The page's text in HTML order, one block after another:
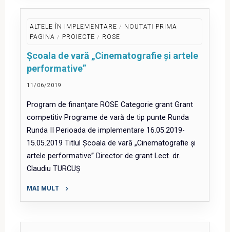
și Orientează-
te
către Studiile Europene!
ROSE)"
ALTELE ÎN IMPLEMENTARE / NOUTATI PRIMA
PAGINA / PROIECTE / ROSE
Școala de vară „Cinematografie și artele
performative”
11/06/2019
Program de finanţare ROSE Categorie grant Grant
competitiv Programe de vară de tip punte Runda
Runda II Perioada de implementare 16.05.2019-
15.05.2019 Titlul Școala de vară „Cinematografie și
artele performative” Director de grant Lect. dr.
Claudiu TURCUȘ
MAI MULT
"Școala
vară